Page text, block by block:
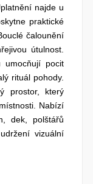
najde u
praktické
čalounění
útulnost.
umocňují pocit
rituál pohody.
prostor, který
Nabízí
dek, polštářů
vizuální